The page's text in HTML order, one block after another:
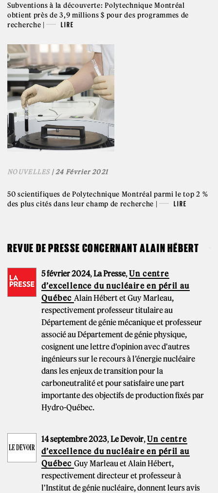
Subventions à la découverte: Polytechnique Montréal
obtient près de 3,9 millions $ pour des programmes de
recherche |
LIRE
NOUVELLES| 24 Février 2021
50 scientifiques de Polytechnique Montréal parmi le top 2 %
des plus cités dans leur champ de recherche |
LIRE
REVUE DE PRESSE CONCERNANT ALAIN HÉBERT
5 février 2024,La Presse,Un centre
d’excellence du nucléaire en péril au
Québec Alain Hébert et Guy Marleau,
respectivement professeur titulaire au
Département de génie mécanique et professeur
associé au Département de génie physique,
cosignent une lettre d'opinion avec d'autres
ingénieurs sur le recours à l’énergie nucléaire
dans les enjeux de transition pour la
carboneutralité et pour satisfaire une part
importante des objectifs de production fixés par
Hydro-Québec.
14 septembre 2023,Le Devoir,Un centre
d’excellence du nucléaire en péril au
Québec Guy Marleau et Alain Hébert,
respectivement directeur et professeur à
l'Institut de génie nucléaire, donnent leurs avis